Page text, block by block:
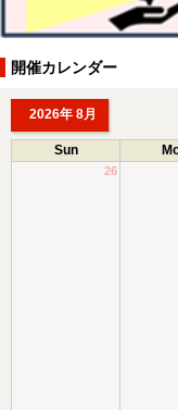
開催カレンダー
2026年 8月
Sun
26